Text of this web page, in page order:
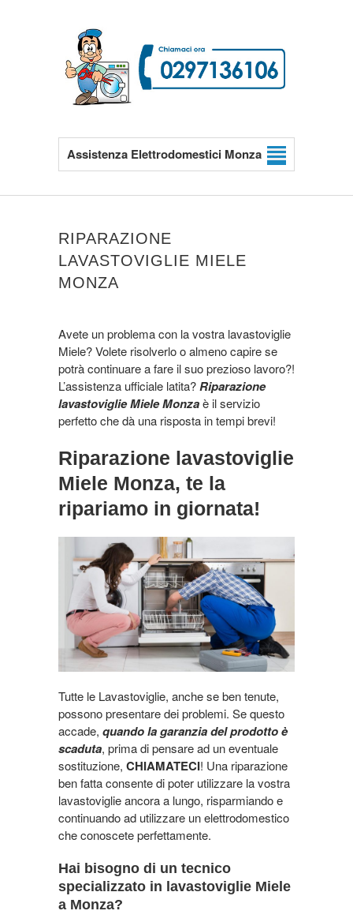
Assistenza Elettrodomestici Monza
RIPARAZIONE
LAVASTOVIGLIE MIELE
MONZA
Avete un problema con la vostra lavastoviglie
Miele? Volete risolverlo o almeno capire se
potrà continuare a fare il suo prezioso lavoro?!
L’assistenza ufficiale latita?Riparazione
lavastoviglie Miele Monzaè il servizio
perfetto che dà una risposta in tempi brevi!
Riparazione lavastoviglie
Miele Monza, te la
ripariamo in giornata!
Tutte le Lavastoviglie, anche se ben tenute,
possono presentare dei problemi. Se questo
accade, quando la garanzia del prodotto è
scaduta, prima di pensare ad un eventuale
sostituzione, CHIAMATECI! Una riparazione
ben fatta consente di poter utilizzare la vostra
lavastoviglie ancora a lungo, risparmiando e
continuando ad utilizzare un elettrodomestico
che conoscete perfettamente.
Hai bisogno di un tecnico
specializzato in lavastoviglie Miele
a Monza?